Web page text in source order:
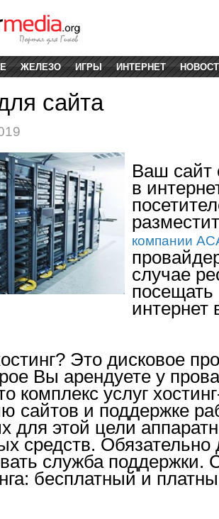
ЖЕЛЕЗО ИГРЫ ИНТЕРНЕТ
сайта
Ваш сайт
в
компании
случае
посещать
Это дисковое
Вы арендуете у
комплекс услуг
сайтов и поддержке
для этой цели
средств. Обязательно
служба поддержки.
бесплатный и